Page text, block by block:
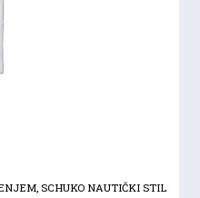
SCHUKO NAUTIČKI STIL